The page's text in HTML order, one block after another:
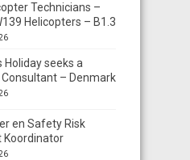
Technicians –
Helicopters – B1.3
Holiday seeks a
– Denmark
en Safety Risk
Koordinator